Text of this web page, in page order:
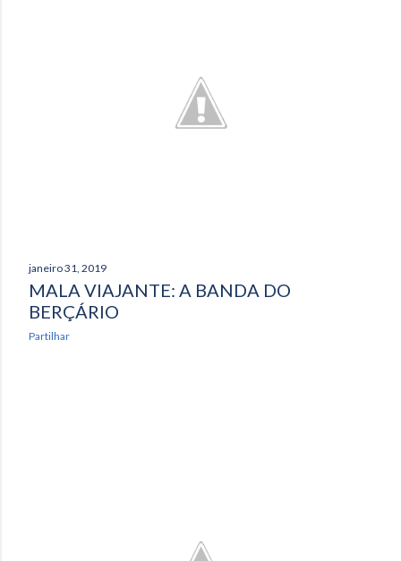
janeiro 31, 2019
MALA VIAJANTE: A BANDA DO
BERÇÁRIO
Partilhar